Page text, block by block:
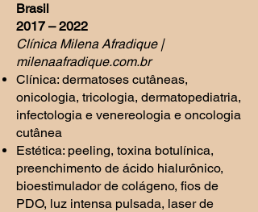
Brasil
2017 – 2022
Clínica Milena Afradique |
milenaafradique.com.br
Clínica: dermatoses cutâneas,
onicologia, tricologia, dermatopediatria,
infectologia e venereologia e oncologia
cutânea
Estética: peeling, toxina botulínica,
preenchimento de ácido hialurônico,
bioestimulador de colágeno, fios de
PDO, luz intensa pulsada, laser de